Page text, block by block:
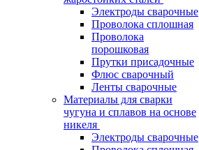
Электроды сварочные
Проволока сплошная
Проволока
порошковая
Прутки присадочные
Флюс сварочный
Ленты сварочные
Материалы для сварки
чугуна и сплавов на основе
никеля
Электроды сварочные